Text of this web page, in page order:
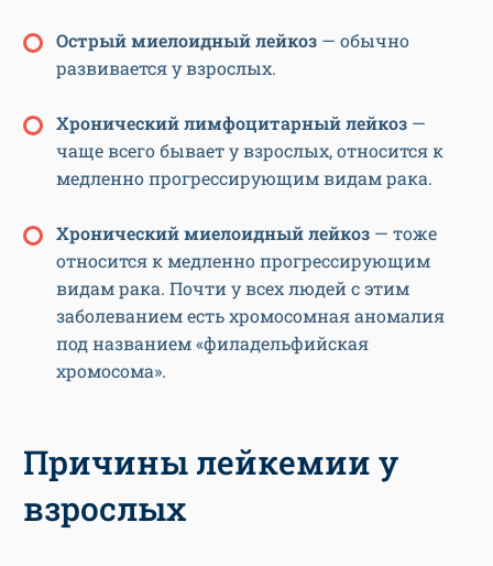
Острый миелоидный лейкоз — обычно
развивается у взрослых.
Хронический лимфоцитарный лейкоз —
чаще всего бывает у взрослых, относится к
медленно прогрессирующим видам рака.
Хронический миелоидный лейкоз — тоже
относится к медленно прогрессирующим
видам рака. Почти у всех людей с этим
заболеванием есть хромосомная аномалия
под названием «филадельфийская
хромосома».
Причины лейкемии у
взрослых